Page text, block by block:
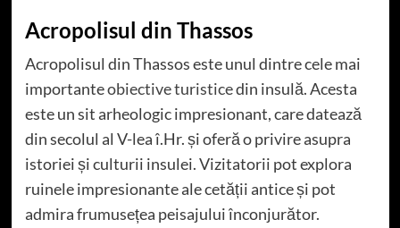
Acropolisul din Thassos
Acropolisul din Thassos este unul dintre cele mai
importanteobiective turisticedin insulă. Acesta
este un sit arheologic impresionant, care datează
din secolul al V-lea î.Hr. și oferă o privire asupra
istoriei și culturii insulei. Vizitatorii pot explora
ruinele impresionante ale cetății antice și pot
admira frumusețea peisajului înconjurător.